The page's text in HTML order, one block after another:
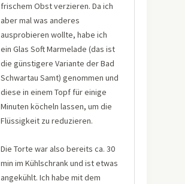
frischem Obst verzieren. Da ich
aber mal was anderes
ausprobieren wollte, habe ich
ein Glas Soft Marmelade (das ist
die günstigere Variante der Bad
Schwartau Samt) genommen und
diese in einem Topf für einige
Minuten köcheln lassen, um die
Flüssigkeit zu reduzieren.
Die Torte war also bereits ca. 30
min im Kühlschrank und ist etwas
angekühlt. Ich habe mit dem